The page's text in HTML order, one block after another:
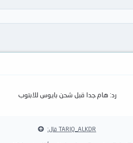
رد: هام جدا قبل شحن بايوس للابتوب
TARIQ_ALKDR قال: